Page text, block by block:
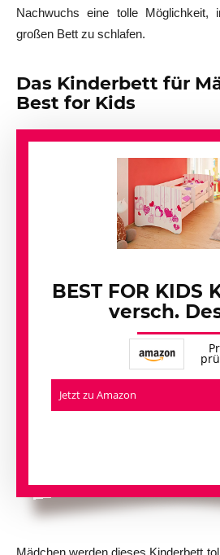
Nachwuchs eine tolle Möglichkeit,
großen Bett zu schlafen.
Das Kinderbett für
Best for Kids
BEST FOR KIDS
versch.
Jetzt zu Amazon